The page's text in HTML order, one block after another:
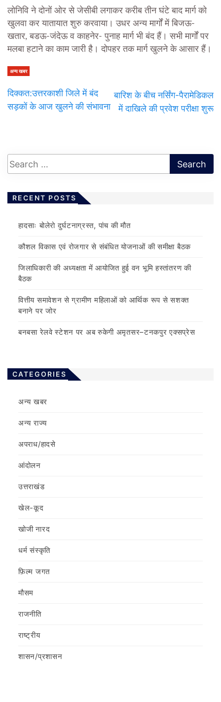
लोनिवि ने दोनों ओर से जेसीबी लगाकर करीब तीन घंटे बाद मार्ग को
खुलवा कर यातायात शुरु करवाया। उधर अन्य मार्गों में बिजऊ-
खतार, बडऊ-जंदेऊ व काहनेर- पुनाह मार्ग भी बंद हैं। सभी मार्गों पर
मलबा हटाने का काम जारी है। दोपहर तक मार्ग खुलने के आसार हैं।
अन्य खबर
दिक्कत:उत्तरकाशी जिले में बंद
सड़कों के आज खुलने की संभावना
बारिश के बीच नर्सिंग-पैरामेडिकल
में दाखिले की प्रवेश परीक्षा शुरू
RECENT POSTS
हादसाः बोलेरो दुर्घटनाग्रस्त, पांच की मौत
कौशल विकास एवं रोजगार से संबंधित योजनाओं की समीक्षा बैठक
जिलाधिकारी की अध्यक्षता में आयोजित हुई वन भूमि हस्तांतरण की
बैठक
वित्तीय समावेशन से ग्रामीण महिलाओं को आर्थिक रूप से सशक्त
बनाने पर जोर
बनबसा रेलवे स्टेशन पर अब रुकेगी अमृतसर–टनकपुर एक्सप्रेस
CATEGORIES
अन्य खबर
अन्य राज्य
अपराध/हादसे
आंदोलन
उत्तराखंड
खेल-कूद
खोजी नारद
धर्म संस्कृति
फ़िल्‍म जगत
मौसम
राजनीति
राष्ट्रीय
शासन/प्रशासन